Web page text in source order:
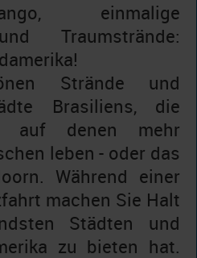
einmalige
Traumstrände:
Strände und
Brasiliens, die
auf denen mehr
leben - oder das
Während einer
machen Sie Halt
Städten und
zu bieten hat.